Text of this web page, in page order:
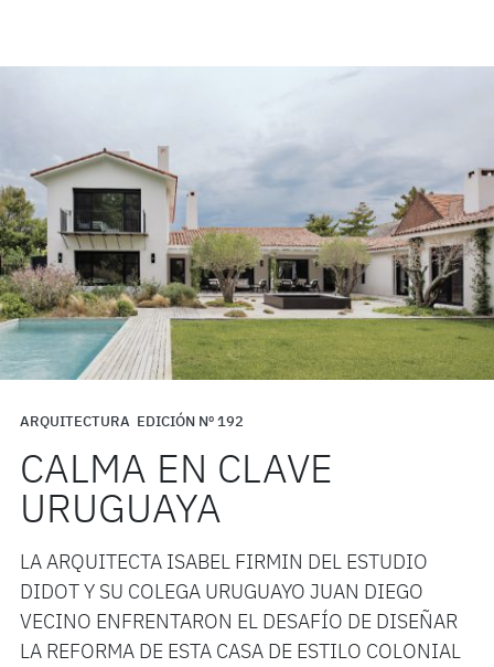
ARQUITECTURA EDICIÓN Nº 192
CALMA EN CLAVE
URUGUAYA
LA ARQUITECTA ISABEL FIRMIN DEL ESTUDIO
DIDOT Y SU COLEGA URUGUAYO JUAN DIEGO
VECINO ENFRENTARON EL DESAFÍO DE DISEÑAR
LA REFORMA DE ESTA CASA DE ESTILO COLONIAL